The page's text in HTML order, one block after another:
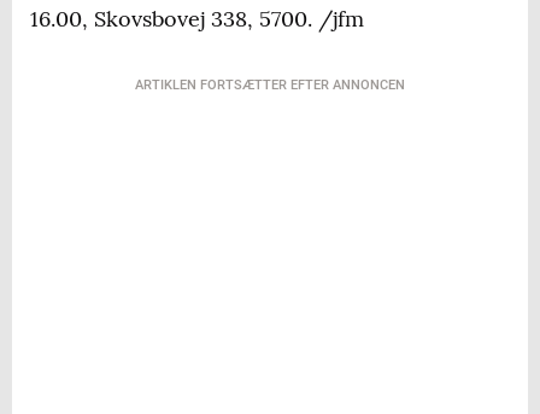
16.00, Skovsbovej 338, 5700. /jfm
ARTIKLEN FORTSÆTTER EFTER ANNONCEN